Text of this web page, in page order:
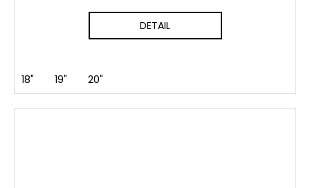
DETAIL
18" 19" 20"